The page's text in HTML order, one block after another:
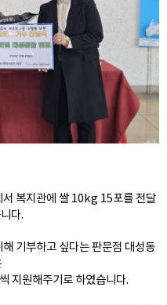
복지관에 쌀 10kg 15포를 전달
다.
기부하고 싶다는 판문점 대성동
지원해주기로 하였습니다.